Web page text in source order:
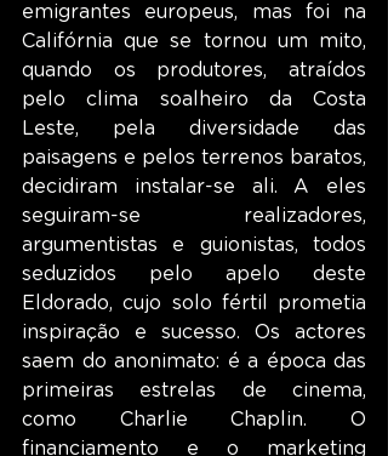
emigrantes europeus, mas foi na
Califórnia que se tornou um mito,
quando os produtores, atraídos
pelo clima soalheiro da Costa
Leste, pela diversidade das
paisagens e pelos terrenos baratos,
decidiram instalar-se ali. A eles
seguiram-se realizadores,
argumentistas e guionistas, todos
seduzidos pelo apelo deste
Eldorado, cujo solo fértil prometia
inspiração e sucesso. Os actores
saem do anonimato: é a época das
primeiras estrelas de cinema,
como Charlie Chaplin. O
financiamento e o marketing